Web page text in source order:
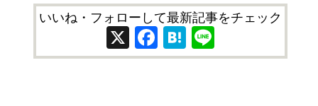
いいね・フォローして最新記事をチェック
X Facebook
Hatena